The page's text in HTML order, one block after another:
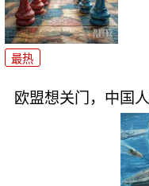
最热
欧盟想关门，中国